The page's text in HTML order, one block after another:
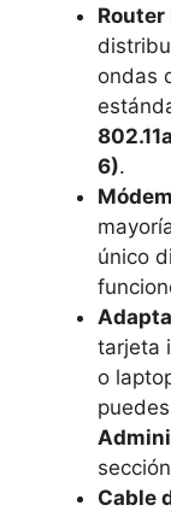
ondas
6).
único
tarjeta
o
Cable